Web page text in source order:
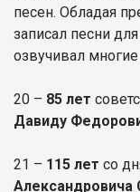
песен. Обладая
записал песни
озвучивал
20 – 85 лет
Давиду
21 – 115 лет со
Александровича